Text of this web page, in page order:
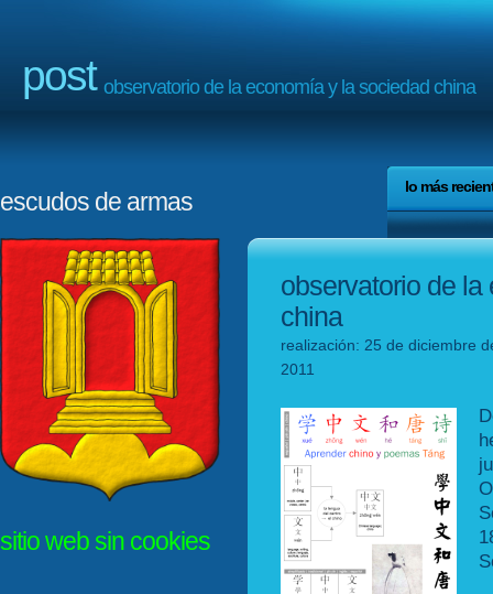
post observatorio de la economía y la sociedad china
lo más
escudos de armas
sitio web sin cookies
observatorio de
china
realización: 25 de diciembre
2011